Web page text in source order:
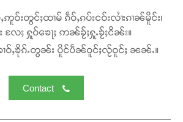
ဢူဝ်းတွင်ႈထၢမ် ၵဵဝ်ႇၵပ်းငဝ်းလၢႆးၵၢၼ်မိူင်း၊
း လႄႈ ႁူဝ်ၶေႃႈ ဢၼ်ၶႂ်ႈႁူႉၶႂ်ႈငိၼ်း။
ၢဝ်ႇၶိုၵ်ႉတွၼ်း ပိူင်ပဵၼ်ဝူင်ႈလႂ်ဝူင်ႈ ၼၼ်ႉ။
Contact